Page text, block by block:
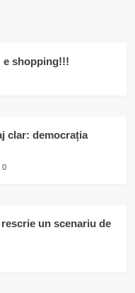
e shopping!!!
clar: democrația
0
un scenariu de